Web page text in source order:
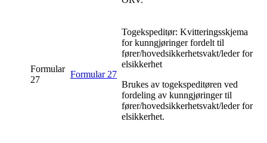
Formular
27
Formular 27
Togekspeditør: Kvitteringsskjema
for kunngjøringer fordelt til
fører/hovedsikkerhetsvakt/leder for
elsikkerhet
Brukes av togekspeditøren ved
fordeling av kunngjøringer til
fører/hovedsikkerhetsvakt/leder for
elsikkerhet.